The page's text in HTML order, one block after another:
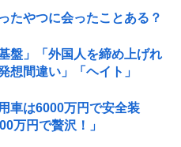
たやつに会ったことある？
盤」「外国人を締め上げれ
想間違い」「ヘイト」
車は6000万円で安全装
万円で贅沢！」